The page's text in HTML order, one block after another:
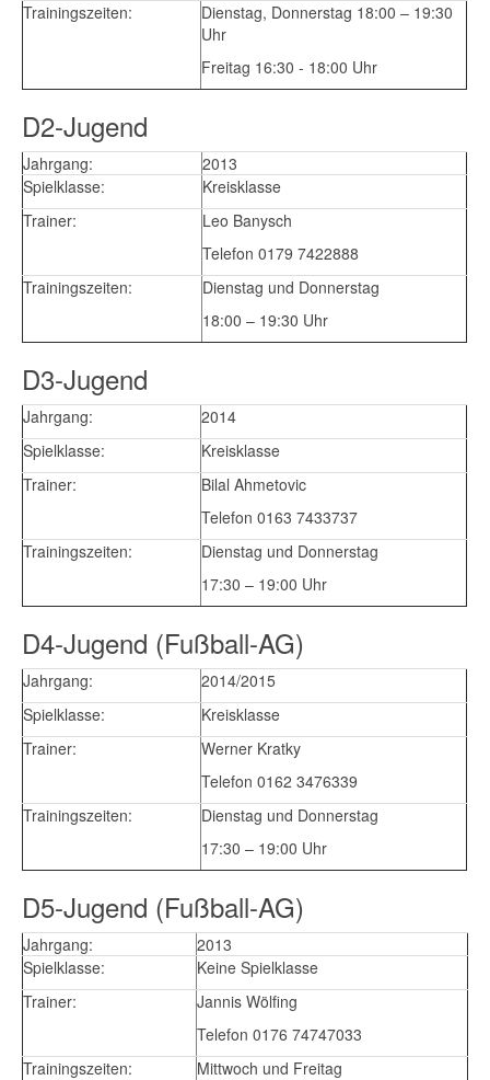
Trainingszeiten:
Dienstag, Donnerstag 18:00 – 19:30
Uhr
Freitag 16:30 - 18:00 Uhr
D2-Jugend
Jahrgang:
2013
Spielklasse:
Kreisklasse
Trainer:
Leo Banysch
Telefon 0179 7422888
Trainingszeiten:
Dienstag und Donnerstag
18:00 – 19:30 Uhr
D3-Jugend
Jahrgang:
2014
Spielklasse:
Kreisklasse
Trainer:
Bilal Ahmetovic
Telefon 0163 7433737
Trainingszeiten:
Dienstag und Donnerstag
17:30 – 19:00 Uhr
D4-Jugend (Fußball-AG)
Jahrgang:
2014/2015
Spielklasse:
Kreisklasse
Trainer:
Werner Kratky
Telefon 0162 3476339
Trainingszeiten:
Dienstag und Donnerstag
17:30 – 19:00 Uhr
D5-Jugend (Fußball-AG)
Jahrgang:
2013
Spielklasse:
Keine Spielklasse
Trainer:
Jannis Wölfing
Telefon 0176 74747033
Trainingszeiten:
Mittwoch und Freitag